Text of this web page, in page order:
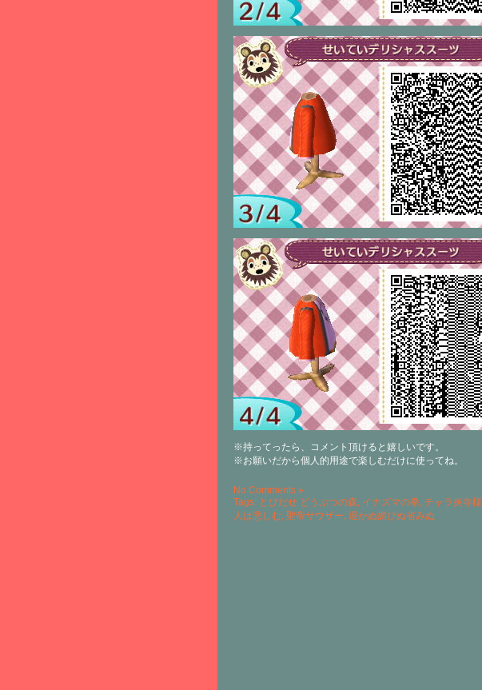
※持ってったら、コメント頂けると嬉しいです。
※お願いだから個人的用途で楽しむだけに使ってね。
No Comments »
Tags: とびだせ どうぶつの森, イナズマの拳, チャラ炎寺様
人は悲しむ, 聖帝サウザー, 退かぬ媚びぬ省みぬ